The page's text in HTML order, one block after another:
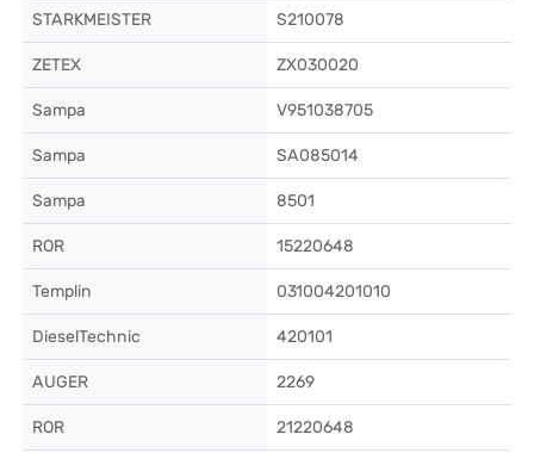
STARKMEISTER S210078
ZETEX ZX030020
Sampa V951038705
Sampa SA085014
Sampa 8501
ROR 15220648
Templin 031004201010
DieselTechnic 420101
AUGER 2269
ROR 21220648